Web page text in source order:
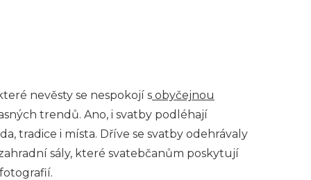
nevěsty se nespokojí s obyčejnou
trendů. Ano, i svatby podléhají
tradice i místa. Dříve se svatby odehrávaly
sály, které svatebčanům poskytují